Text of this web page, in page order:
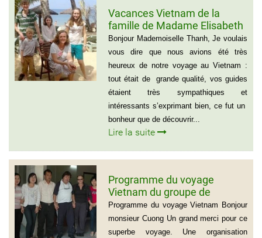
Vacances Vietnam de la
famille de Madame Elisabeth
DE LAUBESPIN (6 personnes)
Bonjour Mademoiselle Thanh, Je voulais
vous dire que nous avions été très
heureux de notre voyage au Vietnam :
tout était de grande qualité, vos guides
étaient très sympathiques et
intéressants s’exprimant bien, ce fut un
bonheur que de découvrir...
Lire la suite
Programme du voyage
Vietnam du groupe de
madame et Mr Jean Marie
Cannac
Programme du voyage Vietnam Bonjour
monsieur Cuong Un grand merci pour ce
superbe voyage. Une organisation